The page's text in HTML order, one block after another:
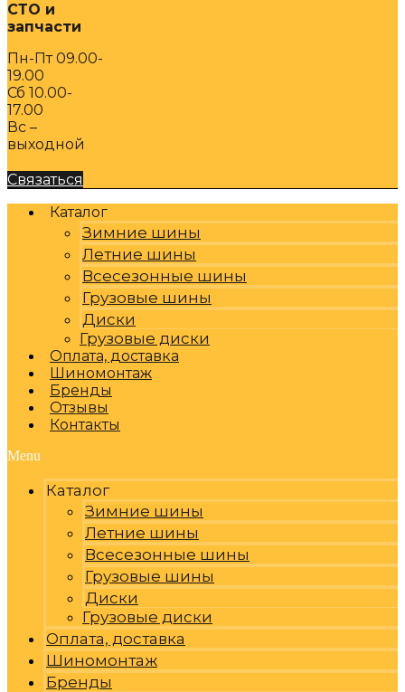
СТО и
запчасти
Пн-Пт 09.00-
19.00
Сб 10.00-
17.00
Вс –
выходной
Связаться
Каталог
Зимние шины
Летние шины
Всесезонные шины
Грузовые шины
Диски
Грузовые диски
Оплата, доставка
Шиномонтаж
Бренды
Отзывы
Контакты
Menu
Каталог
Зимние шины
Летние шины
Всесезонные шины
Грузовые шины
Диски
Грузовые диски
Оплата, доставка
Шиномонтаж
Бренды